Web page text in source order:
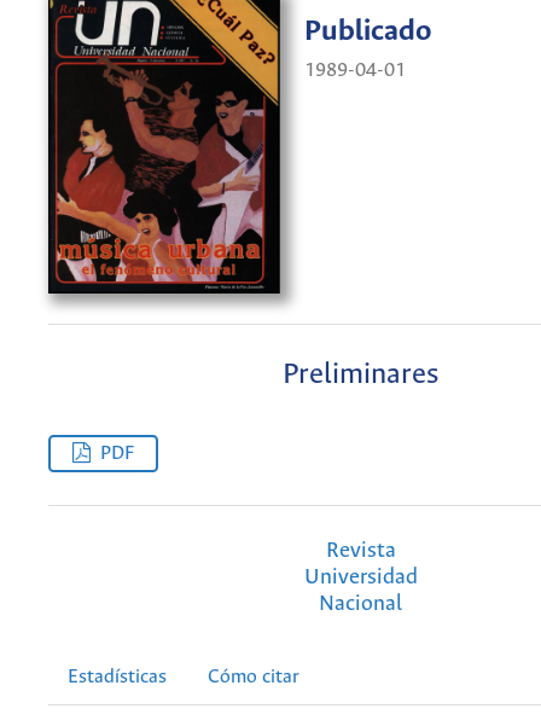
Publicado
1989-04-01
Preliminares
PDF
Revista
Universidad
Nacional
Estadísticas Cómo citar